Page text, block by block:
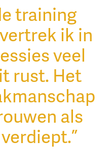
training
ik in
veel
rust. Het
als